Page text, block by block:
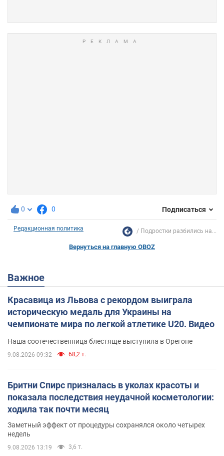
0 0 Подписаться
Редакционная политика Подростки разбились на...
Вернуться на главную OBOZ
Важное
Красавица из Львова с рекордом выиграла
историческую медаль для Украины на
чемпионате мира по легкой атлетике U20. Видео
Наша соотечественница блестяще выступила в Орегоне
9.08.2026 09:32 68,2 т.
Бритни Спирс призналась в уколах красоты и
показала последствия неудачной косметологии:
ходила так почти месяц
Заметный эффект от процедуры сохранялся около четырех
недель
9.08.2026 13:19 3,6 т.